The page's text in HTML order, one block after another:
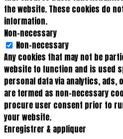
the website. These cookies do
information.
Non-necessary
Non-necessary
Any cookies that may not be
website to function and is used
personal data via analytics, ads,
are termed as non-necessary
procure user consent prior to
your website.
Enregistrer & appliquer